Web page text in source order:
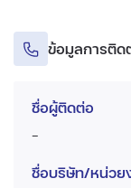
ข้อมูลการติด
ชื่อผู้ติดต่อ
-
ชื่อบริษัท/หน่วย